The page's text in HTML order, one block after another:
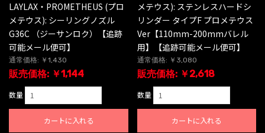
LAYLAX・PROMETHEUS (プロ
メテウス): シーリングノズル
G36C （ジーサンロク）【追跡
可能メール便可】
通常価格: ￥1,430
販売価格: ￥1,144
数量
カートに入れる
メテウス): ステンレスハードシ
リンダー タイプF プロメテウス
Ver【110mm-200mmバレル
用】【追跡可能メール便可】
通常価格: ￥3,080
販売価格: ￥2,618
数量
カートに入れる